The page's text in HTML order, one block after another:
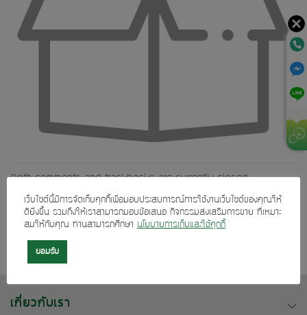
Both comments and trackbacks are currently closed.
Previous
Next→
เกี่ยวกับเรา
เว็บไซต์นี้มีการจัดเก็บคุกกี้เพื่อมอบประสบการณ์การใช้งานเว็บไซต์ของคุณให้
ดียิ่งขึ้น รวมถึงให้เราสามารถมอบข้อเสนอ กิจกรรมส่งเสริมการขาย ที่เหมาะ
สมให้กับคุณ ท่านสามารถศึกษา นโยบายการเก็บและใช้คุกกี้
ยอมรับ